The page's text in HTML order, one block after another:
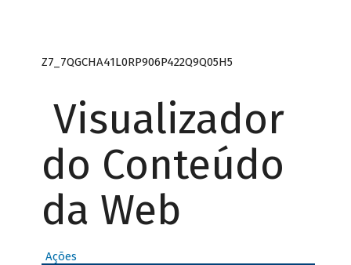
Z7_7QGCHA41L0RP906P422Q9Q05H5
Visualizador
do Conteúdo
da Web
Ações